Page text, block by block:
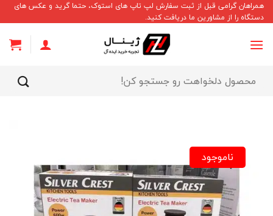
Skip
to
content
همراهان گرامی قبل از ثبت سفارش لپ تاپ های استوک، حتما گرید و عکس های
دستگاه را از مشاورین ما دریافت کنید.
برای:
ناموجود